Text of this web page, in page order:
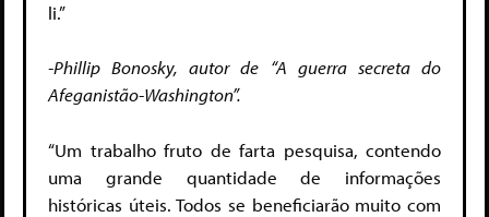
li.”
-Phillip Bonosky, autor de “A guerra secreta do
Afeganistão-Washington”.
“Um trabalho fruto de farta pesquisa, contendo
uma grande quantidade de informações
históricas úteis. Todos se beneficiarão muito com